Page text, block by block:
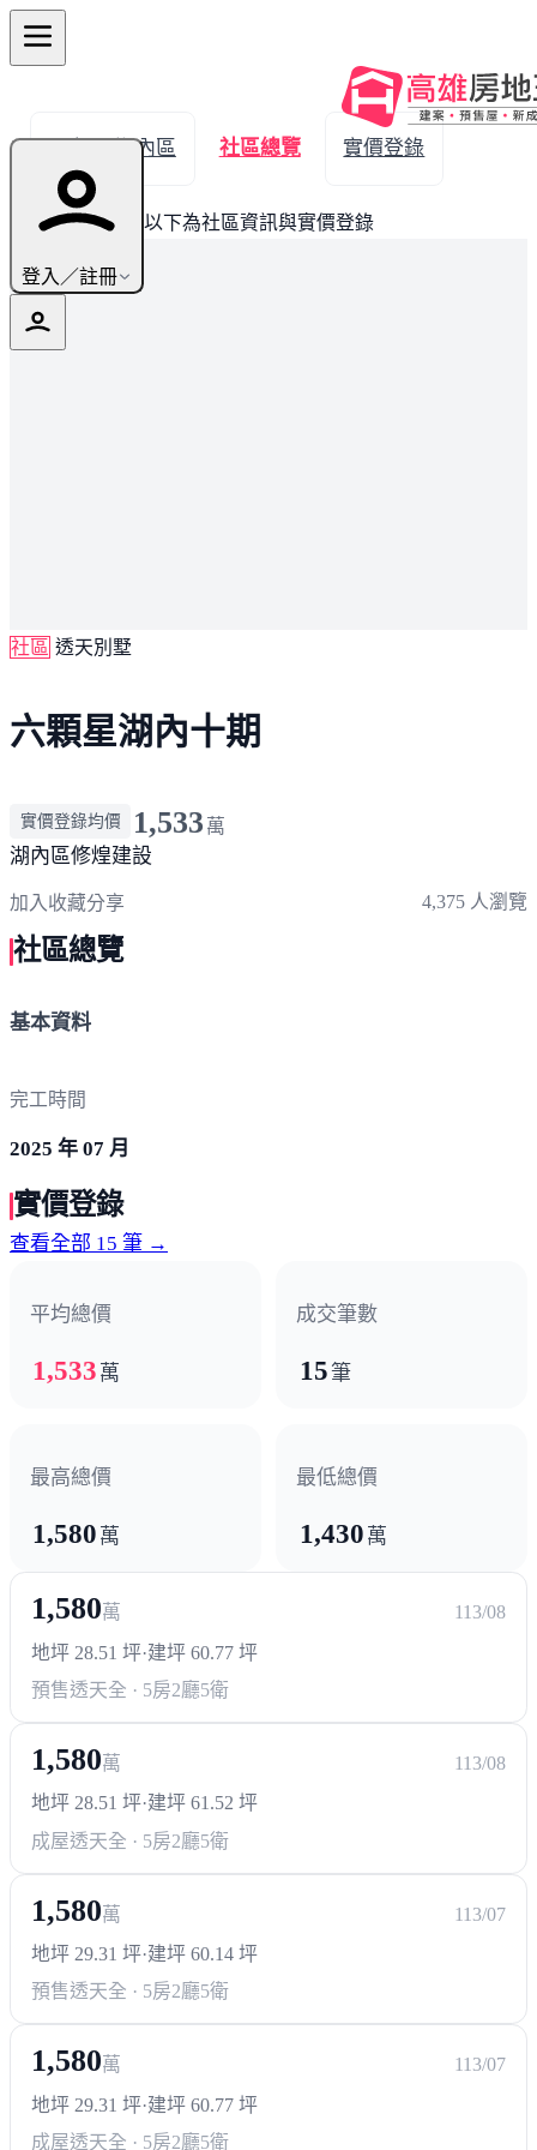
登入／註冊
← 返回湖內區 社區總覽 實價登錄
此建案已完銷，以下為社區資訊與實價登錄
社區 透天別墅
六顆星湖內十期
實價登錄均價 1,533 萬
湖內區修煌建設
加入收藏分享 4,375 人瀏覽
社區總覽
基本資料
完工時間
2025 年 07 月
實價登錄
查看全部 15 筆 →
平均總價
1,533 萬
成交筆數
15筆
最高總價
1,580 萬
最低總價
1,430 萬
1,580萬
113/08
地坪 28.51 坪·建坪 60.77 坪
預售透天全 · 5房2廳5衛
1,580萬
113/08
地坪 28.51 坪·建坪 61.52 坪
成屋透天全 · 5房2廳5衛
1,580萬
113/07
地坪 29.31 坪·建坪 60.14 坪
預售透天全 · 5房2廳5衛
1,580萬
113/07
地坪 29.31 坪·建坪 60.77 坪
成屋透天全 · 5房2廳5衛